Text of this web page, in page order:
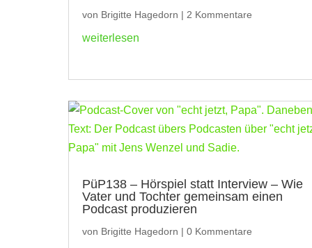
von Brigitte Hagedorn | 2 Kommentare
weiterlesen
PüP138 – Hörspiel statt Interview – Wie
Vater und Tochter gemeinsam einen
Podcast produzieren
von Brigitte Hagedorn | 0 Kommentare